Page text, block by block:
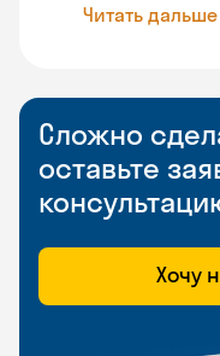
Читать дальше
Сложно
оставьте
Хочу